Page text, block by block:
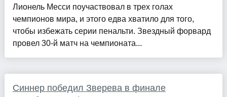
Лионель Месси поучаствовал в трех голах
чемпионов мира, и этого едва хватило для того,
чтобы избежать серии пенальти. Звездный форвард
провел 30-й матч на чемпионата...
Синнер победил Зверева в финале